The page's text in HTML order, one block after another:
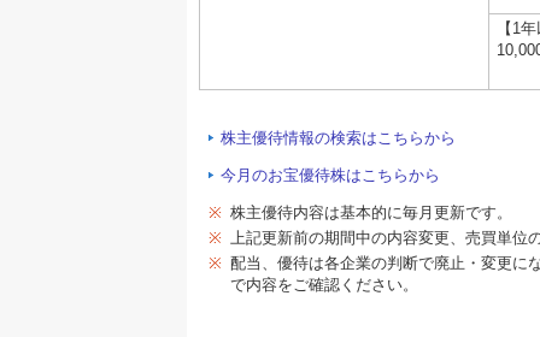
【1
株主優待情報の検索はこちらから
今月のお宝優待株はこちらから
※ 株主優待内容は基本的に毎月更新です。
※ 上記更新前の期間中の内容変更、売買単位
※ 配当、優待は各企業の判断で廃止・変更に
で内容をご確認ください。